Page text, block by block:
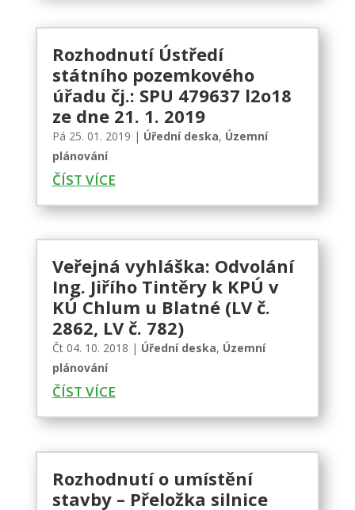
Rozhodnutí Ústředí
státního pozemkového
úřadu čj.: SPU 479637 l2o18
ze dne 21. 1. 2019
Pá 25. 01. 2019 | Úřední deska, Územní
plánování
ČÍST VÍCE
Veřejná vyhláška: Odvolání
Ing. Jiřího Tintěry k KPÚ v
KÚ Chlum u Blatné (LV č.
2862, LV č. 782)
Čt 04. 10. 2018 | Úřední deska, Územní
plánování
ČÍST VÍCE
Rozhodnutí o umístění
stavby – Přeložka silnice